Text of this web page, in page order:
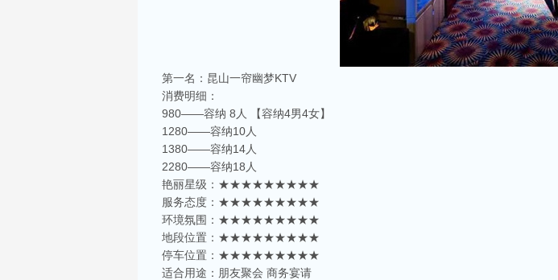
第一名：昆山一帘幽梦KTV
消费明细：
980——容纳 8人 【容纳4男4女】
1280——容纳10人
1380——容纳14人
2280——容纳18人
艳丽星级：★★★★★★★★★
服务态度：★★★★★★★★★
环境氛围：★★★★★★★★★
地段位置：★★★★★★★★★
停车位置：★★★★★★★★★
适合用途：朋友聚会 商务宴请